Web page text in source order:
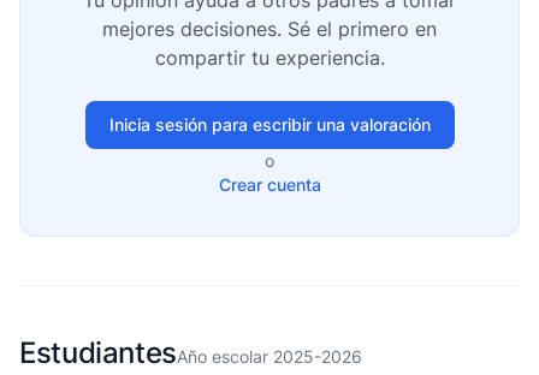
mejores decisiones. Sé el primero en
compartir tu experiencia.
Inicia sesión para escribir una valoración
o
Crear cuenta
EstudiantesAño escolar 2025-2026